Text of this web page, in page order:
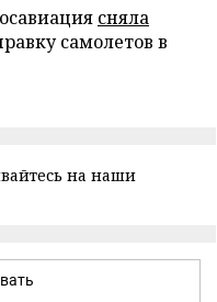
сняла
самолетов в
на наши